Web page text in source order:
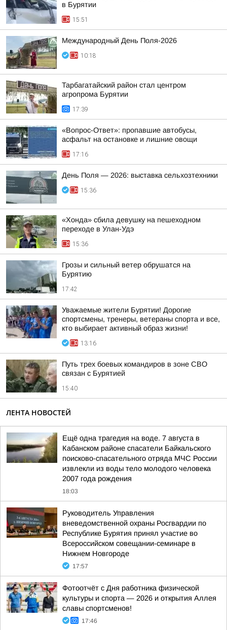
в Бурятии
15:51
Международный День Поля-2026
10:18
Тарбагатайский район стал центром
агропрома Бурятии
17:39
«Вопрос-Ответ»: пропавшие автобусы,
асфальт на остановке и лишние овощи
17:16
День Поля — 2026: выставка сельхозтехники
15:36
«Хонда» сбила девушку на пешеходном
переходе в Улан-Удэ
15:36
Грозы и сильный ветер обрушатся на
Бурятию
17:42
Уважаемые жители Бурятии! Дорогие
спортсмены, тренеры, ветераны спорта и все,
кто выбирает активный образ жизни!
13:16
Путь трех боевых командиров в зоне СВО
связан с Бурятией
15:40
ЛЕНТА НОВОСТЕЙ
Ещё одна трагедия на воде. 7 августа в
Кабанском районе спасатели Байкальского
поисково-спасательного отряда МЧС России
извлекли из воды тело молодого человека
2007 года рождения
18:03
Руководитель Управления
вневедомственной охраны Росгвардии по
Республике Бурятия принял участие во
Всероссийском совещании-семинаре в
Нижнем Новгороде
17:57
Фотоотчёт с Дня работника физической
культуры и спорта — 2026 и открытия Аллея
славы спортсменов!
17:46